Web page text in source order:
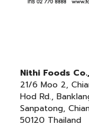
Nithi Foods
21/6 Moo 2,
Hod Rd.,
Sanpatong,
50120 Thailand